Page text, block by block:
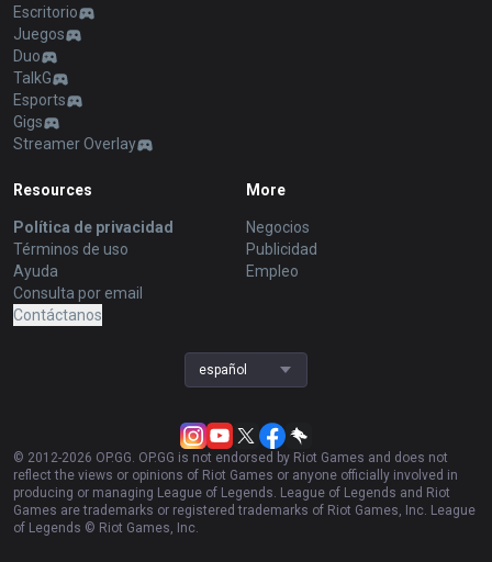
Escritorio
Juegos
Duo
TalkG
Esports
Gigs
Streamer Overlay
Resources
Política de privacidad
Términos de uso
Ayuda
Consulta por email
Contáctanos
More
Negocios
Publicidad
Empleo
español
© 2012-2026 OP.GG. OP.GG is not endorsed by Riot Games and does not
reflect the views or opinions of Riot Games or anyone officially involved in
producing or managing League of Legends. League of Legends and Riot
Games are trademarks or registered trademarks of Riot Games, Inc. League
of Legends © Riot Games, Inc.